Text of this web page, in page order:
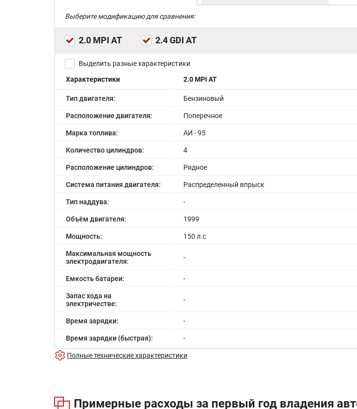
Выберите модификацию для сравнения:
2.0 MPI AT 2.4 GDI AT
Выделить разные характеристики
Характеристики
2.0 MPI AT
Тип двигателя: Бензиновый
Расположение двигателя: Поперечное
Марка топлива: АИ - 95
Количество цилиндров: 4
Расположение цилиндров: Рядное
Система питания двигателя: Распределенный впрыск
Тип наддува: -
Объём двигателя: 1999
Мощность: 150 л.с
Максимальная мощность
электродвигателя:
-
Емкость батареи: -
Запас хода на
электричестве:
-
Время зарядки: -
Время зарядки (быстрая): -
Разгон до 100км/час: 11.0 с
Расход в загородном цикле: 6.0/100км
Полные технические характеристики
Примерные расходы за первый год владения